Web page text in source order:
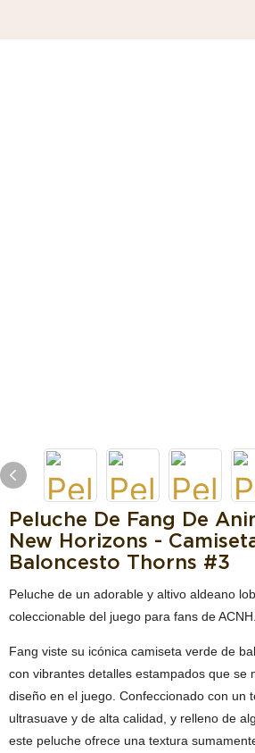
Peluche De Fang De
New Horizons -
Baloncesto Thorns #3
Peluche de un adorable y altivo aldeano
coleccionable del juego para fans de ACNH.
Fang viste su icónica camiseta verde de
con vibrantes detalles estampados que se
diseño en el juego. Confeccionado con un
ultrasuave y de alta calidad, y relleno de
este peluche ofrece una textura